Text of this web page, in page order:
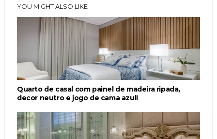
YOU MIGHT ALSO LIKE
Quarto de casal com painel de madeira ripada,
decor neutro e jogo de cama azul!